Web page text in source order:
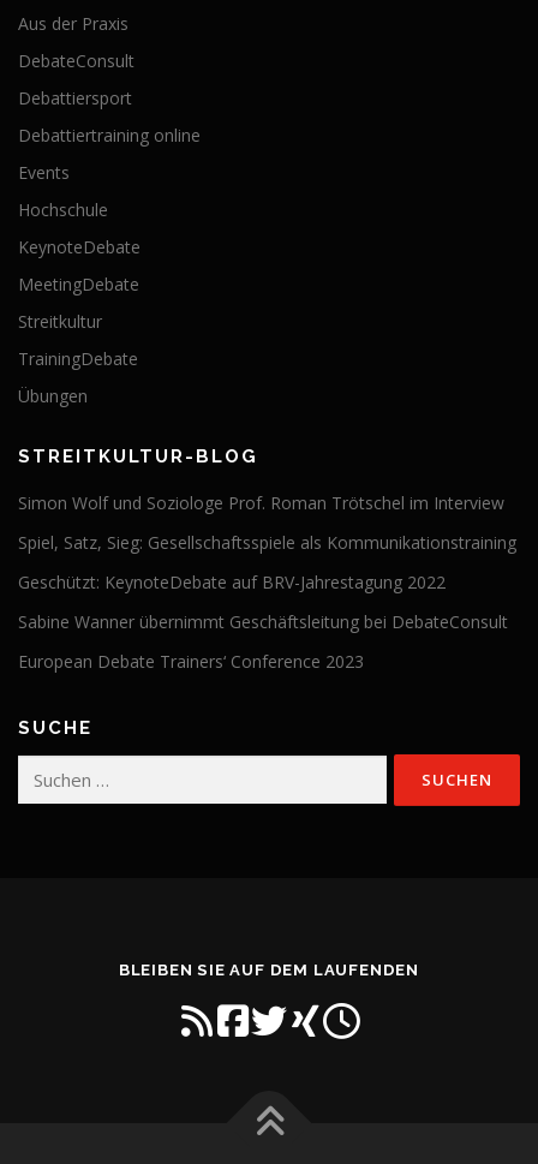
Aus der Praxis
DebateConsult
Debattiersport
Debattiertraining online
Events
Hochschule
KeynoteDebate
MeetingDebate
Streitkultur
TrainingDebate
Übungen
STREITKULTUR-BLOG
Simon Wolf und Soziologe Prof. Roman Trötschel im Interview
Spiel, Satz, Sieg: Gesellschaftsspiele als Kommunikationstraining
Geschützt: KeynoteDebate auf BRV-Jahrestagung 2022
Sabine Wanner übernimmt Geschäftsleitung bei DebateConsult
European Debate Trainers‘ Conference 2023
SUCHE
Suchen
BLEIBEN SIE AUF DEM LAUFENDEN